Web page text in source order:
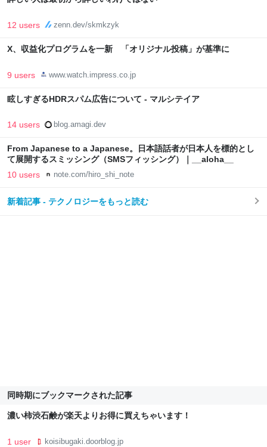
12 users zenn.dev/skmkzyk
X、収益化プログラムを一新 「オリジナル投稿」が基準に
9 users www.watch.impress.co.jp
眩しすぎるHDRスパム広告について - マルシテイア
14 users blog.amagi.dev
From Japanese to a Japanese。日本語話者が日本人を標的とし
て展開するスミッシング（SMSフィッシング）｜__aloha__
10 users note.com/hiro_shi_note
新着記事 - テクノロジーをもっと読む
同時期にブックマークされた記事
濃い柿渋石鹸が楽天よりお得に買えちゃいます！
1 user koisibugaki.doorblog.jp